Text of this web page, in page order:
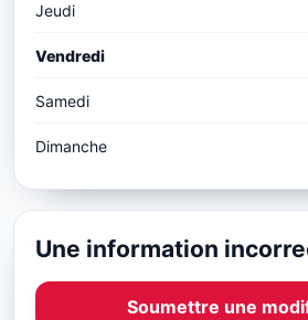
Jeudi
Vendredi
Samedi
Dimanche
Une information
Soumettre une